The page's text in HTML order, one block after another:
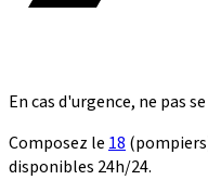
En cas d'urgence, ne pas
Composez le 18
disponibles 24h/24.